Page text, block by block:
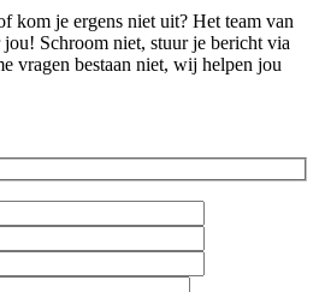
kom je ergens niet uit? Het team van
Schroom niet, stuur je bericht via
vragen bestaan niet, wij helpen jou